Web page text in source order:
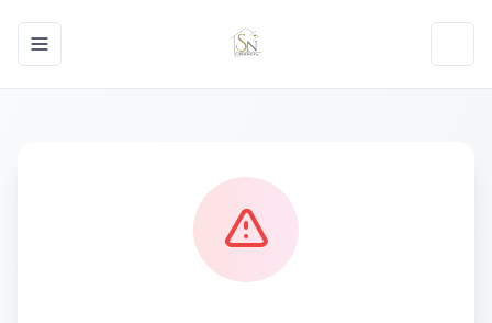
Toggle navigation menu